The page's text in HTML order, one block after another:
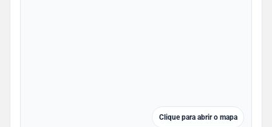
Clique para abrir o mapa